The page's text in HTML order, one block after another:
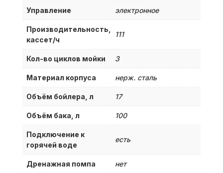
Управление электронное
Производительность,
кассет/ч
111
Кол-во циклов мойки 3
Материал корпуса нерж. сталь
Объём бойлера, л 17
Объём бака, л 100
Подключение к
горячей воде
есть
Дренажная помпа нет